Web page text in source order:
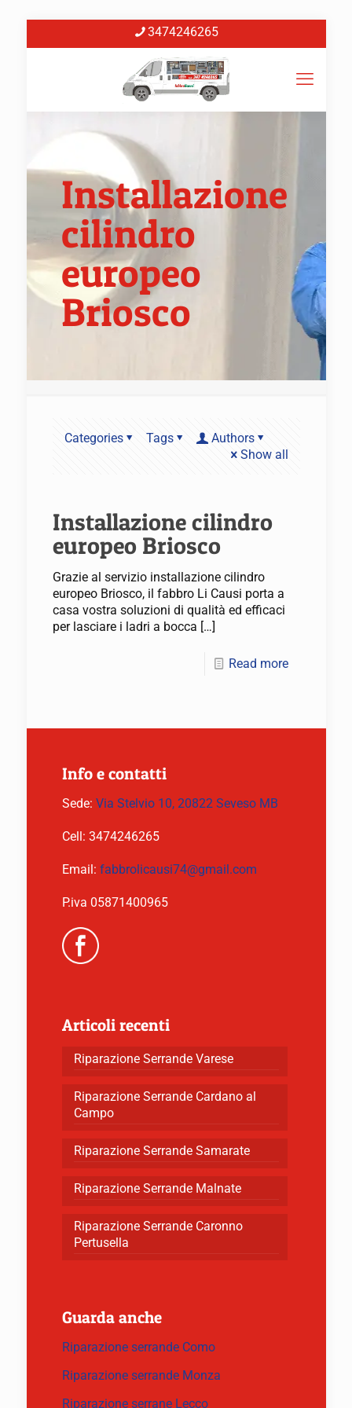
3474246265
Installazione
cilindro
europeo
Briosco
Categories Tags
Authors
Show all
Installazione cilindro
europeo Briosco
Grazie al servizio installazione cilindro
europeo Briosco, il fabbro Li Causi porta a
casa vostra soluzioni di qualità ed efficaci
per lasciare i ladri a bocca […]
Read more
Info e contatti
Sede: Via Stelvio 10, 20822 Seveso MB
Cell: 3474246265
Email: fabbrolicausi74@gmail.com
P.iva 05871400965
Articoli recenti
Riparazione Serrande Varese
Riparazione Serrande Cardano al
Campo
Riparazione Serrande Samarate
Riparazione Serrande Malnate
Riparazione Serrande Caronno
Pertusella
Guarda anche
Riparazione serrande Como
Riparazione serrande Monza
Riparazione serrane Lecco